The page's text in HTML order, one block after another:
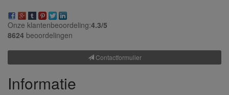
Onze klantenbeoordeling:4.3/5
8624 beoordelingen
Contactformulier
Informatie